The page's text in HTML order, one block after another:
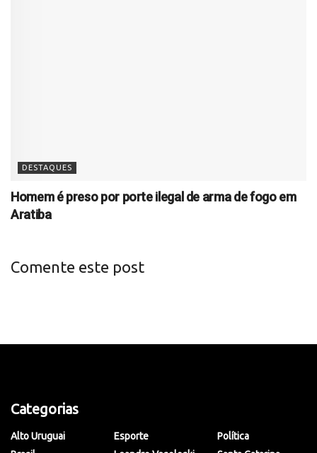
DESTAQUES
Homem é preso por porte ilegal de arma de fogo em
Aratiba
Comente este post
Categorias
Alto Uruguai
Esporte
Política